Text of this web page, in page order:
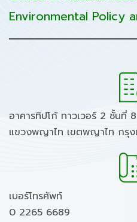
Environmental Policy
อาคารทิปโก้ ทาวเวอร์ 2 ชั้นที่
แขวงพญาไท เขตพญาไท กรุ
เบอร์โทรศัพท์
0 2265 6689